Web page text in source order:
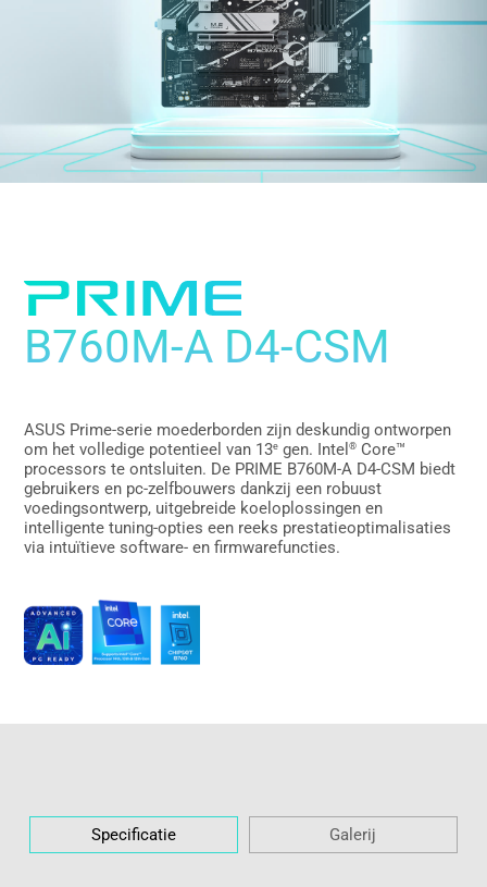
B760M-A D4-CSM
ASUS Prime-serie moederborden zijn deskundig ontworpen
om het volledige potentieel van 13e gen. Intel® Core™
processors te ontsluiten. De PRIME B760M-A D4-CSM biedt
gebruikers en pc-zelfbouwers dankzij een robuust
voedingsontwerp, uitgebreide koeloplossingen en
intelligente tuning-opties een reeks prestatieoptimalisaties
via intuïtieve software- en firmwarefuncties.
Specificatie Galerij